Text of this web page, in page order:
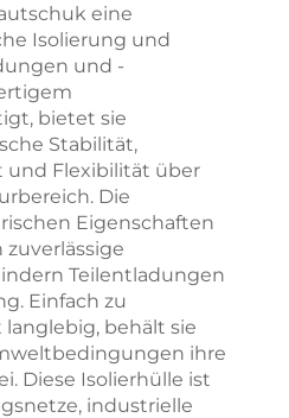
eine
Isolierung und
und -
bietet sie
Stabilität,
Flexibilität über
Die
Eigenschaften
Teilentladungen
Einfach zu
behält sie
ihre
Diese Isolierhülle ist
industrielle